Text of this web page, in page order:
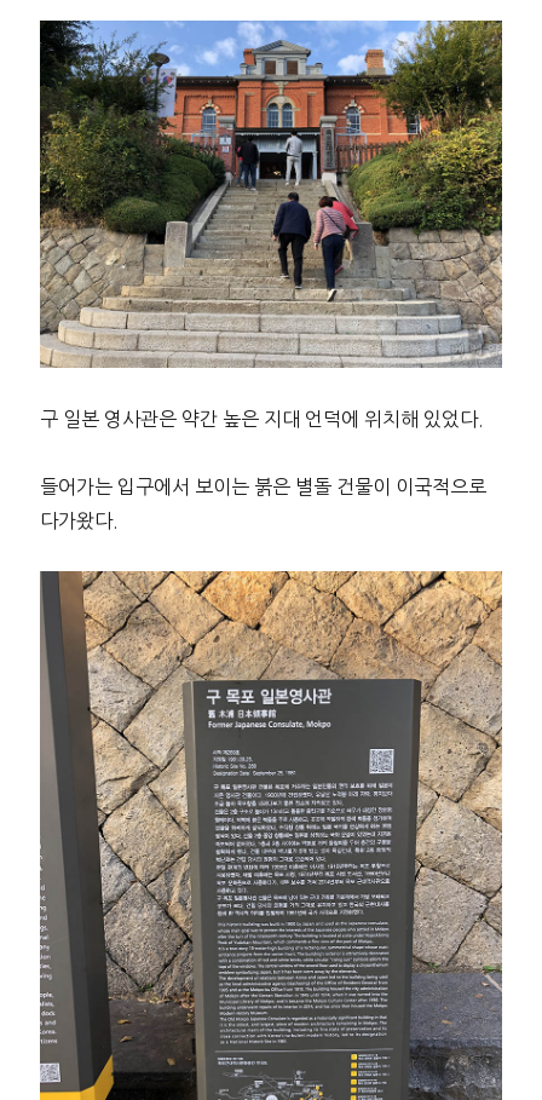
구 일본 영사관은 약간 높은 지대 언덕에 위치해 있었다.
들어가는 입구에서 보이는 붉은 별돌 건물이 이국적으로
다가왔다.